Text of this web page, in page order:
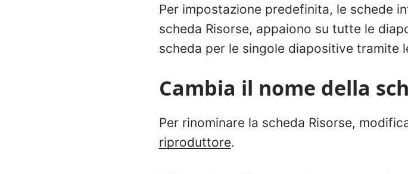
Per impostazione predefinita, le schede
scheda Risorse, appaiono su tutte le
scheda per le singole diapositive tramite
Cambia il nome della
Per rinominare la scheda Risorse,
riproduttore.